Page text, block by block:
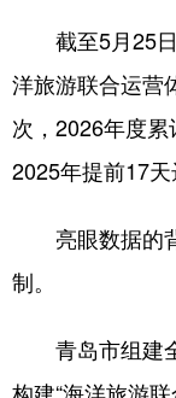
截至5月25日
洋旅游联合运营
次，2026年度
2025年提前17天
亮眼数据的背
制。
青岛市组建全